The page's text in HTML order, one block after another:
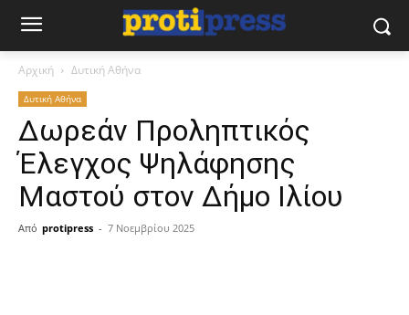
Αρχική Δυτική Αθήνα
Δυτική Αθήνα
Δωρεάν Προληπτικός
Έλεγχος Ψηλάφησης
Μαστού στον Δήμο Ιλίου
Από protipress - 7 Νοεμβρίου 2025